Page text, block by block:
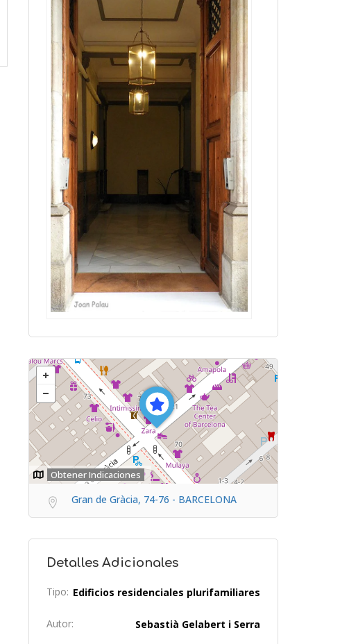
Obtener Indicaciones
Gran de Gràcia, 74-76 - BARCELONA
Detalles Adicionales
Tipo: Edificios residenciales plurifamiliares
Autor: Sebastià Gelabert i Serra